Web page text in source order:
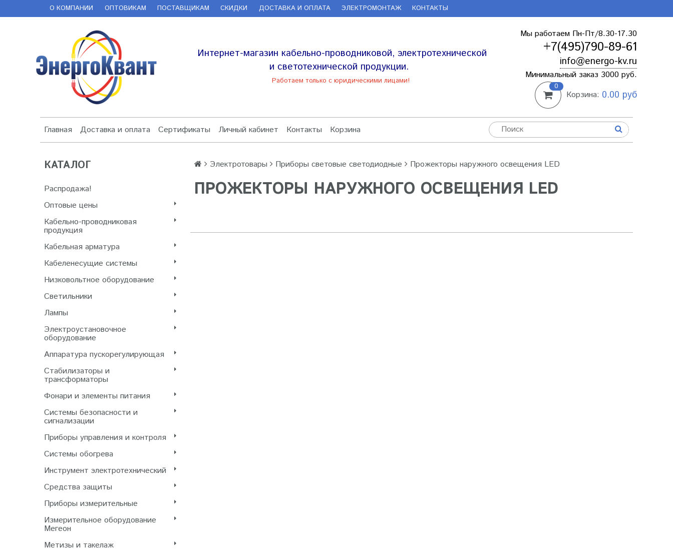
О КОМПАНИИ ОПТОВИКАМ ПОСТАВЩИКАМ СКИДКИ ДОСТАВКА И ОПЛАТА ЭЛЕКТРОМОНТАЖ КОНТАКТЫ
Интернет-магазин кабельно-проводниковой, электротехнической
и светотехнической продукции.
Работаем только с юридическими лицами!
Мы работаем Пн-Пт/8.30-17.30
+7(495)790-89-61
info@energo-kv.ru
Минимальный заказ 3000 руб.
0
Корзина: 0.00 руб
Главная Доставка и оплата Сертификаты Личный кабинет Контакты Корзина
КАТАЛОГ
Распродажа!
Оптовые цены
Кабельно-проводниковая
продукция
Кабельная арматура
Кабеленесущие системы
Низковольтное оборудование
Светильники
Лампы
Электроустановочное
оборудование
Аппаратура пускорегулирующая
Стабилизаторы и
трансформаторы
Фонари и элементы питания
Системы безопасности и
сигнализации
Приборы управления и контроля
Системы обогрева
Инструмент электротехнический
Cредства защиты
Приборы измерительные
Измерительное оборудование
Мегеон
Метизы и такелаж
Электротовары Приборы световые светодиодные Прожекторы наружного освещения LED
ПРОЖЕКТОРЫ НАРУЖНОГО ОСВЕЩЕНИЯ LED